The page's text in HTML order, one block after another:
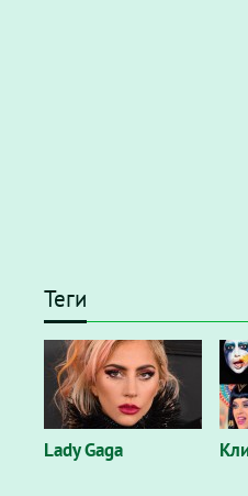
Теги
Lady Gaga